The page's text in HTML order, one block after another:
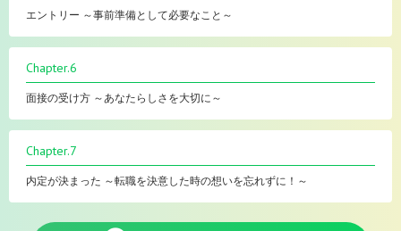
エントリー ～事前準備として必要なこと～
Chapter.6
面接の受け方 ～あなたらしさを大切に～
Chapter.7
内定が決まった ～転職を決意した時の想いを忘れずに！～